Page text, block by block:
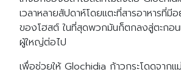
เวลาหลายสัปดาห์โดยแตะที่สารอาหารที่มีอ
ของโฮสต์ ในที่สุดพวกมันก็ตกลงสู่ตะกอน
ผู้ใหญ่ต่อไป
เพื่อช่วยให้ Glochidia ก้าวกระโดดจาก